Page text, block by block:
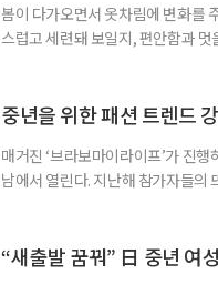
봄이 다가오면서 옷차림에 변화를
스럽고 세련돼 보일지, 편안함과
새로운 기준으로 떠오르고 있다. 올
중년을 위한 패션 트렌드
매거진 ‘브라보마이라이프’가 진
남에서 열린다. 지난해 참가자들의
지에서 진행된다. 주최는 이투데이
“새출발 꿈꿔” 日 중년 여